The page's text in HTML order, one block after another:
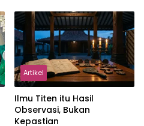
dalam Pemikiran Masykuri
Abdillah
Artikel
Ilmu Titen itu Hasil
Observasi, Bukan
Kepastian